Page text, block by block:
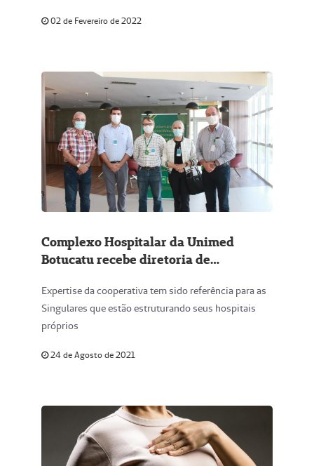
02 de Fevereiro de 2022
Complexo Hospitalar da Unimed
Botucatu recebe diretoria de
Expertise da cooperativa tem sido referência para as
Singulares que estão estruturando seus hospitais
próprios
24 de Agosto de 2021